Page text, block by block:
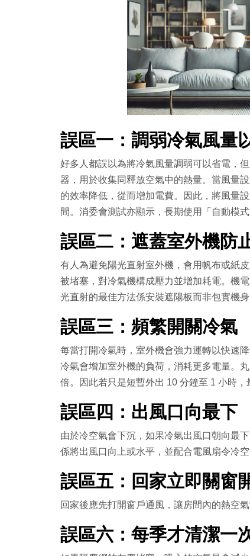
誤區一：調弱冷氣風量
好多人都誤以為將冷氣風量調弱可以省電，
器，用於收集同釋放空氣中的熱量。當風量
的效率降低，從而增加電費。因此，將風量
間。消委會測試亦顯示，長期使用「自動模
誤區二：遮蓋室外機防
有人為避免陽光直射室外機，會用帆布或紙
被堵塞，對冷氣機構成壓力並增加耗電。機
光直射的最佳方法係安裝遮陽板而非包實機身
誤區三：頻繁開關冷氣
每當打開冷氣時，室外機會強力運轉以快速
冷氣會增加室外機的負荷，消耗更多電量。
倍。因此若只是短暫外出 10 分鐘至 1 小時，
誤區四：出風口向最下
由於冷空氣會下沉，如果冷氣出風口朝向最
係將出風口向上或水平，並配合電風扇令冷
誤區五：回家立即關窗
回家後應先打開窗戶通風，讓房間內的熱空
誤區六：每季才清潔一